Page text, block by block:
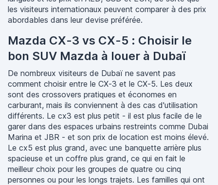
les visiteurs internationaux peuvent comparer à des prix
abordables dans leur devise préférée.
Mazda CX-3 vs CX-5 : Choisir le
bon SUV Mazda à louer à Dubaï
De nombreux visiteurs de Dubaï ne savent pas
comment choisir entre le CX-3 et le CX-5. Les deux
sont des crossovers pratiques et économes en
carburant, mais ils conviennent à des cas d'utilisation
différents. Le cx3 est plus petit - il est plus facile de le
garer dans des espaces urbains restreints comme Dubai
Marina et JBR - et son prix de location est moins élevé.
Le cx5 est plus grand, avec une banquette arrière plus
spacieuse et un coffre plus grand, ce qui en fait le
meilleur choix pour les groupes de quatre ou cinq
personnes ou pour les longs trajets. Les familles qui ont